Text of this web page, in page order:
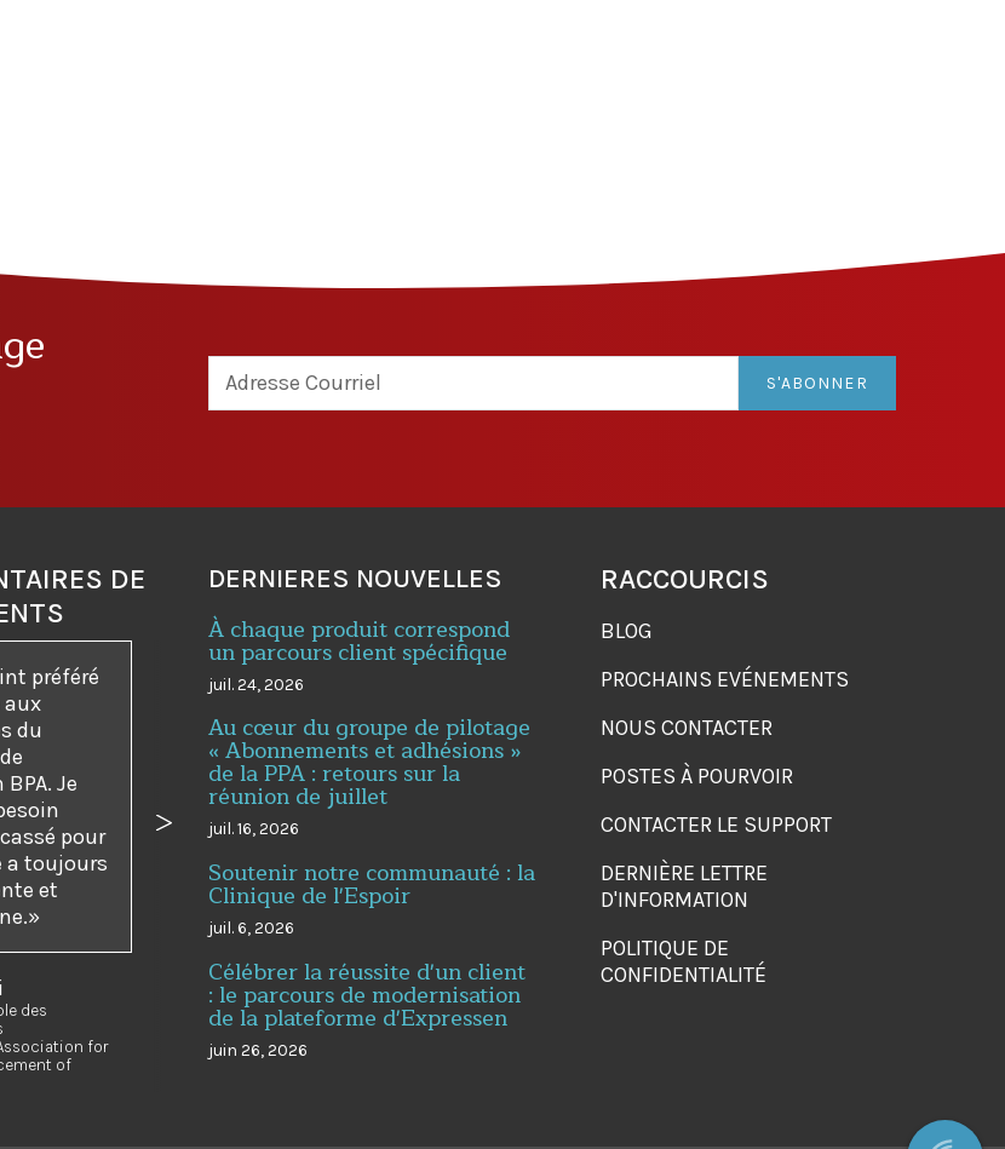
S'ABONNER
DE
préféré
aux
du
Je
pour
a toujours
et
des
for
of
Suivant
DERNIERES NOUVELLES
À chaque produit correspond
un parcours client spécifique
juil. 24, 2026
Au cœur du groupe de pilotage
« Abonnements et adhésions »
de la PPA : retours sur la
réunion de juillet
juil. 16, 2026
Soutenir notre communauté : la
Clinique de l'Espoir
juil. 6, 2026
Célébrer la réussite d'un client
: le parcours de modernisation
de la plateforme d'Expressen
juin 26, 2026
RACCOURCIS
BLOG
PROCHAINS EVÉNEMENTS
NOUS CONTACTER
POSTES À POURVOIR
CONTACTER LE SUPPORT
DERNIÈRE LETTRE
D'INFORMATION
POLITIQUE DE
CONFIDENTIALITÉ